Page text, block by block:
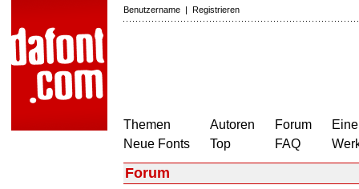
Benutzername | Registrieren
Themen
Neue Fonts
Autoren
Top
Forum
FAQ
Forum